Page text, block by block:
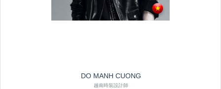
DO MANH CUONG
越南時裝設計師